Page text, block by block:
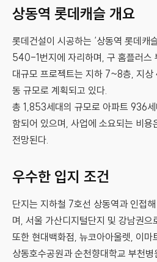
상동역 롯데캐슬 개요
롯데건설이 시공하는 ‘상동역 롯데캐
540-1번지에 자리하며, 구 홈플러스
대규모 프로젝트는 지하 7~8층, 지
동 규모로 계획되고 있다.
총 1,853세대의 규모로 아파트 936
함되어 있으며, 사업에 소요되는 비
전망된다.
우수한 입지 조건
단지는 지하철 7호선 상동역과 인접
며, 서울 가산디지털단지 및 강남권으
또한 현대백화점, 뉴코아아울렛, 이마
상동호수공원과 순천향대학교 부천